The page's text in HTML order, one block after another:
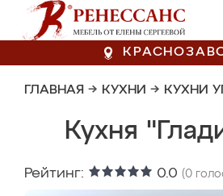
ГЛАВНАЯ → КУХНИ → КУХНИ
Кухня
Рейтинг: 0.0 (0